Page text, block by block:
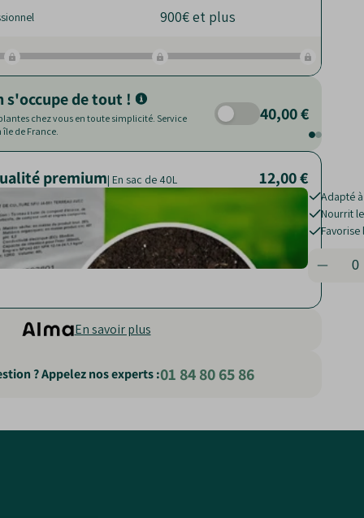
900€ et plus
de tout !
chez vous en toute simplicité. Service
de France.
40,00 €
premium| En sac de 40L 12,00 €
Adapté
Nourrit
18,00 €
En savoir plus
? Appelez nos experts :01 84 80 65 86